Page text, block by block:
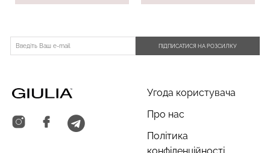
ПІДПИСАТИСЯ НА РОЗСИЛКУ
Угода користувача
Про нас
Політика